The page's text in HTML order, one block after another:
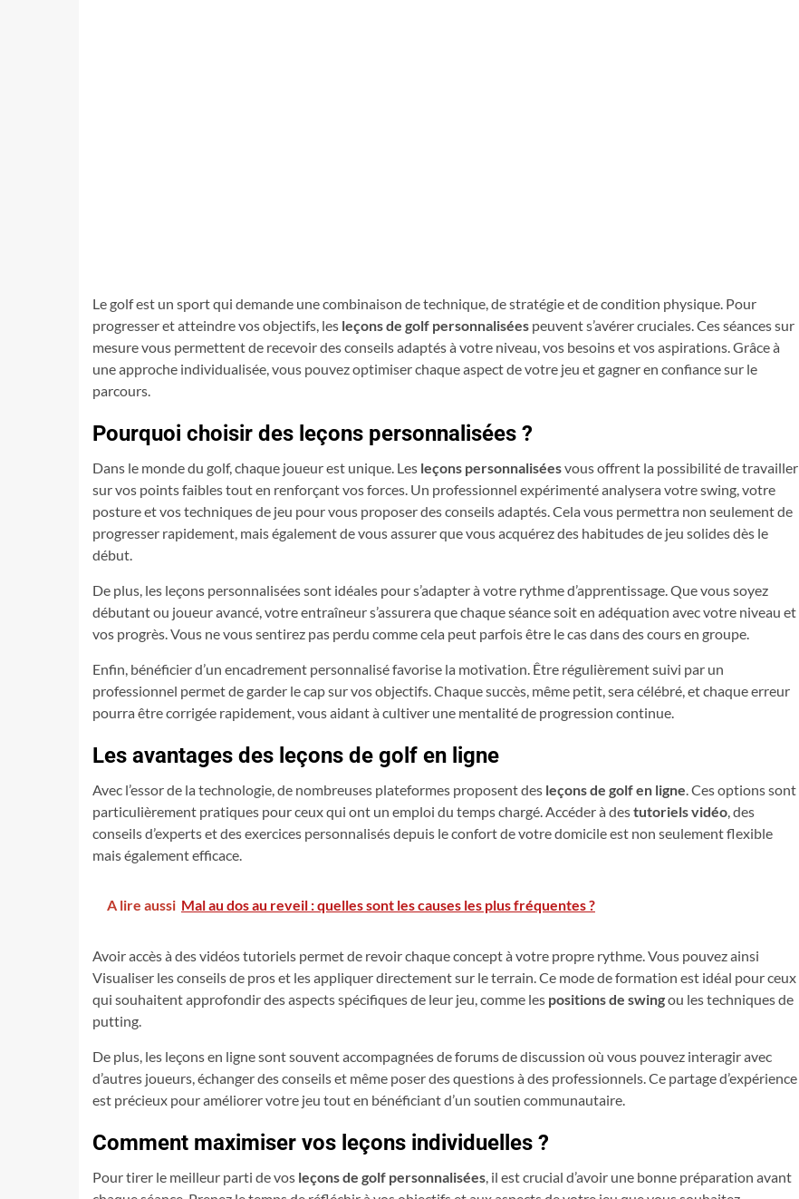
Le golf est un sport qui demande une combinaison de technique, de stratégie et de condition physique. Pour
progresser et atteindre vos objectifs, les leçons de golf personnalisées peuvent s’avérer cruciales. Ces séances sur
mesure vous permettent de recevoir des conseils adaptés à votre niveau, vos besoins et vos aspirations. Grâce à
une approche individualisée, vous pouvez optimiser chaque aspect de votre jeu et gagner en confiance sur le
parcours.
Pourquoi choisir des leçons personnalisées ?
Dans le monde du golf, chaque joueur est unique. Les leçons personnaliséesvous offrent la possibilité de travailler
sur vos points faibles tout en renforçant vos forces. Un professionnel expérimenté analysera votre swing, votre
posture et vos techniques de jeu pour vous proposer des conseils adaptés. Cela vous permettra non seulement de
progresser rapidement, mais également de vous assurer que vous acquérez des habitudes de jeu solides dès le
début.
De plus, les leçons personnalisées sont idéales pour s’adapter à votre rythme d’apprentissage. Que vous soyez
débutant ou joueur avancé, votre entraîneur s’assurera que chaque séance soit en adéquation avec votre niveau et
vos progrès. Vous ne vous sentirez pas perdu comme cela peut parfois être le cas dans des cours en groupe.
Enfin, bénéficier d’un encadrement personnalisé favorise la motivation. Être régulièrement suivi par un
professionnel permet de garder le cap sur vos objectifs. Chaque succès, même petit, sera célébré, et chaque erreur
pourra être corrigée rapidement, vous aidant à cultiver une mentalité de progression continue.
Les avantages des leçons de golf en ligne
Avec l’essor de la technologie, de nombreuses plateformes proposent des leçons de golf en ligne. Ces options sont
particulièrement pratiques pour ceux qui ont un emploi du temps chargé. Accéder à destutoriels vidéo, des
conseils d’experts et des exercices personnalisés depuis le confort de votre domicile est non seulement flexible
mais également efficace.
A lire aussi Mal au dos au reveil : quelles sont les causes les plus fréquentes ?
Avoir accès à des vidéos tutoriels permet de revoir chaque concept à votre propre rythme. Vous pouvez ainsi
Visualiser les conseils de pros et les appliquer directement sur le terrain. Ce mode de formation est idéal pour ceux
qui souhaitent approfondir des aspects spécifiques de leur jeu, comme les positions de swingou les techniques de
putting.
De plus, les leçons en ligne sont souvent accompagnées de forums de discussion où vous pouvez interagir avec
d’autres joueurs, échanger des conseils et même poser des questions à des professionnels. Ce partage d’expérience
est précieux pour améliorer votre jeu tout en bénéficiant d’un soutien communautaire.
Comment maximiser vos leçons individuelles ?
Pour tirer le meilleur parti de vos leçons de golf personnalisées, il est crucial d’avoir une bonne préparation avant